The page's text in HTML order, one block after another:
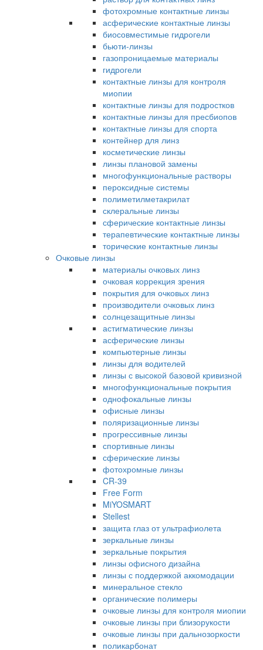
фотохромные контактные линзы
асферические контактные линзы
биосовместимые гидрогели
бьюти-линзы
газопроницаемые материалы
гидрогели
контактные линзы для контроля
миопии
контактные линзы для подростков
контактные линзы для пресбиопов
контактные линзы для спорта
контейнер для линз
косметические линзы
линзы плановой замены
многофункциональные растворы
пероксидные системы
полиметилметакрилат
склеральные линзы
сферические контактные линзы
терапевтические контактные линзы
торические контактные линзы
Очковые линзы
материалы очковых линз
очковая коррекция зрения
покрытия для очковых линз
производители очковых линз
солнцезащитные линзы
астигматические линзы
асферические линзы
компьютерные линзы
линзы для водителей
линзы с высокой базовой кривизной
многофункциональные покрытия
однофокальные линзы
офисные линзы
поляризационные линзы
прогрессивные линзы
спортивные линзы
сферические линзы
фотохромные линзы
CR-39
Free Form
MiYOSMART
Stellest
защита глаз от ультрафиолета
зеркальные линзы
зеркальные покрытия
линзы офисного дизайна
линзы с поддержкой аккомодации
минеральное стекло
органические полимеры
очковые линзы для контроля миопии
очковые линзы при близорукости
очковые линзы при дальнозоркости
поликарбонат